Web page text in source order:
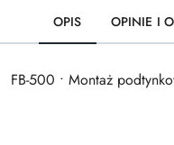
OPIS OPINIE I
FB-500 • Montaż